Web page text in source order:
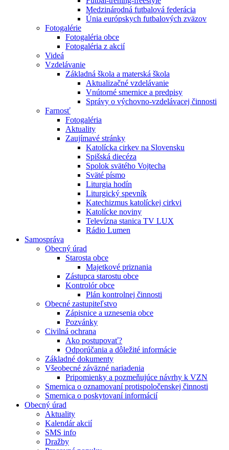
Medzinárodná futbalová federácia
Únia európskych futbalových zväzov
Fotogalérie
Fotogaléria obce
Fotogaléria z akcií
Videá
Vzdelávanie
Základná škola a materská škola
Aktualizačné vzdelávanie
Vnútorné smernice a predpisy
Správy o výchovno-vzdelávacej činnosti
Farnosť
Fotogaléria
Aktuality
Zaujímavé stránky
Katolícka cirkev na Slovensku
Spišská diecéza
Spolok svätého Vojtecha
Sväté písmo
Liturgia hodín
Liturgický spevník
Katechizmus katolíckej cirkvi
Katolícke noviny
Televízna stanica TV LUX
Rádio Lumen
Samospráva
Obecný úrad
Starosta obce
Majetkové priznania
Zástupca starostu obce
Kontrolór obce
Plán kontrolnej činnosti
Obecné zastupiteľstvo
Zápisnice a uznesenia obce
Pozvánky
Civilná ochrana
Ako postupovať?
Odporúčania a dôležité informácie
Základné dokumenty
Všeobecné záväzné nariadenia
Pripomienky a pozmeňujúce návrhy k VZN
Smernica o oznamovaní protispoločenskej činnosti
Smernica o poskytovaní informácií
Obecný úrad
Aktuality
Kalendár akcií
SMS info
Dražby